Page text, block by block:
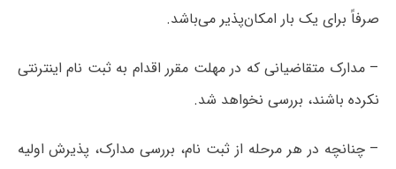
صرفاً برای یک بار امکان‌پذیر می‌باشد.
– مدارک متقاضیانی که در مهلت مقرر اقدام به ثبت نام اینترنتی
نکرده باشند، بررسی نخواهد شد.
– چنانچه در هر مرحله از ثبت نام، بررسی مدارک، پذیرش اولیه